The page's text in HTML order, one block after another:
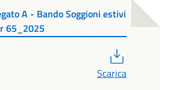
A - Bando Soggioni estivi
65_2025
Scarica